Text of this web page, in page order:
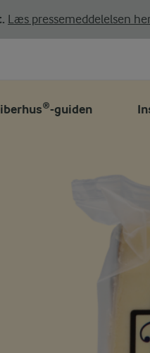
Læs pressemeddelelsen
guiden